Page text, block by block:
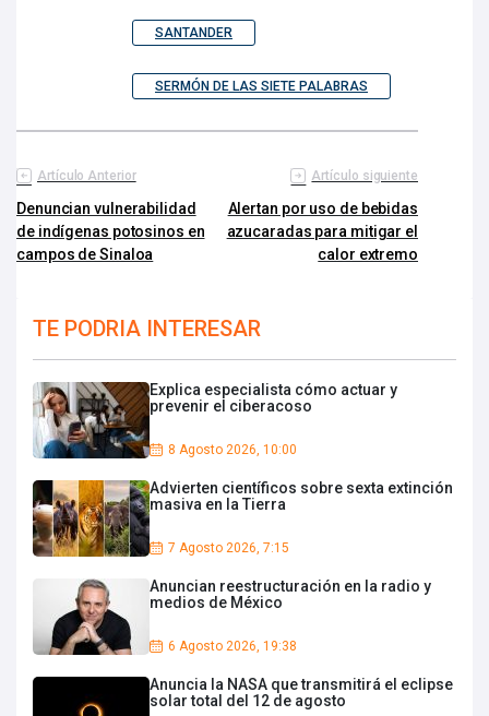
SANTANDER
SERMÓN DE LAS SIETE PALABRAS
Artículo Anterior
Denuncian vulnerabilidad
de indígenas potosinos en
campos de Sinaloa
Artículo siguiente
Alertan por uso de bebidas
azucaradas para mitigar el
calor extremo
TE PODRIA INTERESAR
Explica especialista cómo actuar y
prevenir el ciberacoso
8 Agosto 2026, 10:00
Advierten científicos sobre sexta extinción
masiva en la Tierra
7 Agosto 2026, 7:15
Anuncian reestructuración en la radio y
medios de México
6 Agosto 2026, 19:38
Anuncia la NASA que transmitirá el eclipse
solar total del 12 de agosto